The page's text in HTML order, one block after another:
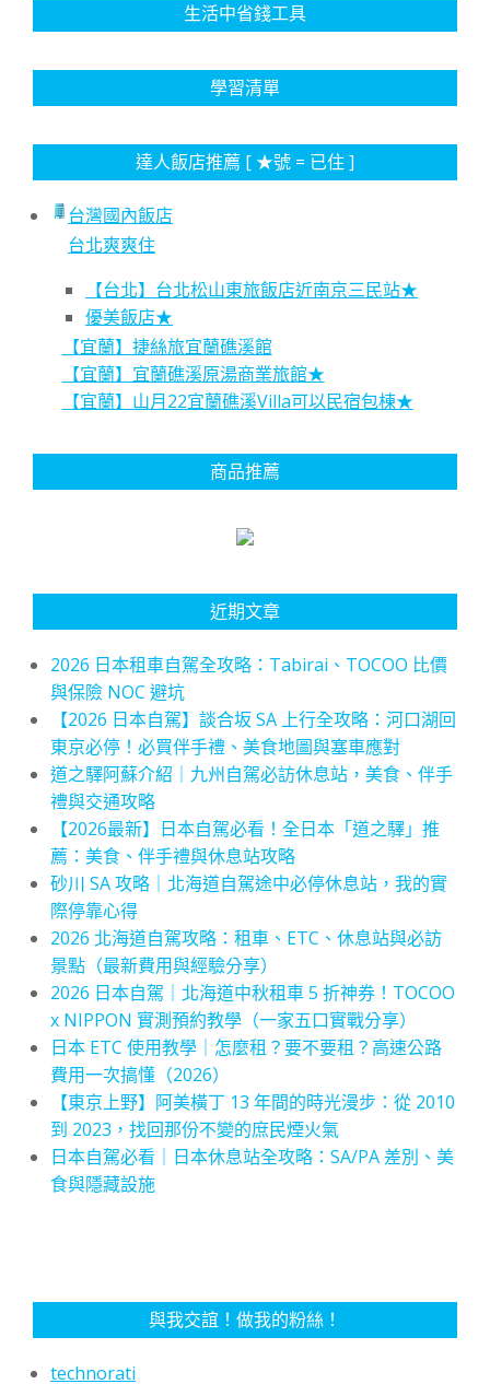
生活中省錢工具
學習清單
達人飯店推薦 [ ★號 = 已住 ]
台灣國內飯店
台北爽爽住
【台北】台北松山東旅飯店近南京三民站★
優美飯店★
【宜蘭】捷絲旅宜蘭礁溪館
【宜蘭】宜蘭礁溪原湯商業旅館★
【宜蘭】山月22宜蘭礁溪Villa可以民宿包棟★
商品推薦
近期文章
2026 日本租車自駕全攻略：Tabirai、TOCOO 比價
與保險 NOC 避坑
【2026 日本自駕】談合坂 SA 上行全攻略：河口湖回
東京必停！必買伴手禮、美食地圖與塞車應對
道之驛阿蘇介紹｜九州自駕必訪休息站，美食、伴手
禮與交通攻略
【2026最新】日本自駕必看！全日本「道之驛」推
薦：美食、伴手禮與休息站攻略
砂川 SA 攻略｜北海道自駕途中必停休息站，我的實
際停靠心得
2026 北海道自駕攻略：租車、ETC、休息站與必訪
景點（最新費用與經驗分享）
2026 日本自駕｜北海道中秋租車 5 折神券！TOCOO
x NIPPON 實測預約教學（一家五口實戰分享）
日本 ETC 使用教學｜怎麼租？要不要租？高速公路
費用一次搞懂（2026）
【東京上野】阿美橫丁 13 年間的時光漫步：從 2010
到 2023，找回那份不變的庶民煙火氣
日本自駕必看｜日本休息站全攻略：SA/PA 差別、美
食與隱藏設施
與我交誼！做我的粉絲！
technorati